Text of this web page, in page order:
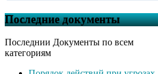
Последние документы
Последнии Документы по всем
категориям